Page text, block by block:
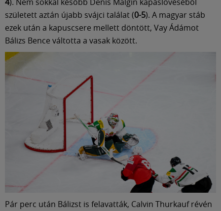
született aztán újabb svájci találat (0-5). A magyar stáb
ezek után a kapuscsere mellett döntött, Vay Ádámot
Bálizs Bence váltotta a vasak között.
Pár perc után Bálizst is felavatták, Calvin Thurkauf révén